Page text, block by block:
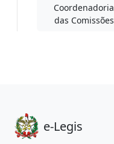
Coordenadoria
das Comissões
e-Legis